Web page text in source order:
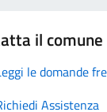
il comune
le domande
Assistenza